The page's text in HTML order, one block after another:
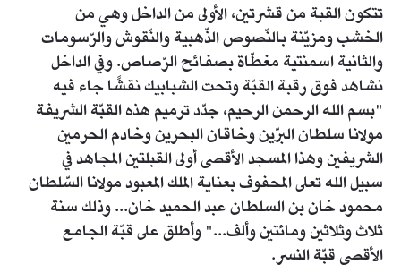
تتكون القبة من قشرتين، الأولى من الداخل وهي من
الخشب ومزيّنة بالنّصوص الذّهبية والنّقوش والرّسومات
والثانية اسمنتية مغطّاة بصفائح الرّصاص. وفي الداخل
نشاهد فوق رقبة القبّة وتحت الشبابيك نقشًا جاء فيه
"بسم الله الرحمن الرحيم، جدّد ترميم هذه القبّة الشريفة
مولانا سلطان البرّين وخاقان البحرين وخادم الحرمين
الشريفين وهذا المسجد الأقصى أولى القبلتين المجاهد في
سبيل الله تعلى المحفوف بعناية الملك المعبود مولانا السّلطان
محمود خان بن السلطان عبد الحميد خان... وذلك سنة
ثلاث وثلاثين ومائتين وألف..." وأطلق على قبّة الجامع
الأقصى قبّة النسر.